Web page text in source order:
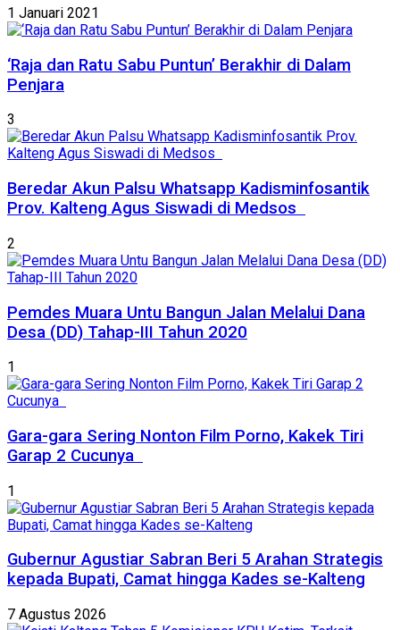
1 Januari 2021
‘Raja dan Ratu Sabu Puntun’ Berakhir di Dalam
Penjara
3
Beredar Akun Palsu Whatsapp Kadisminfosantik
Prov. Kalteng Agus Siswadi di Medsos
2
Pemdes Muara Untu Bangun Jalan Melalui Dana
Desa (DD) Tahap-III Tahun 2020
1
Gara-gara Sering Nonton Film Porno, Kakek Tiri
Garap 2 Cucunya
1
Gubernur Agustiar Sabran Beri 5 Arahan Strategis
kepada Bupati, Camat hingga Kades se-Kalteng
7 Agustus 2026